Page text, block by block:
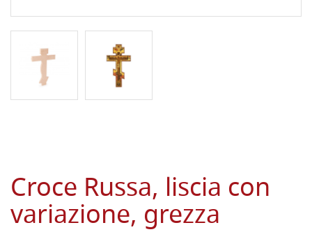
Croce Russa, liscia con
variazione, grezza